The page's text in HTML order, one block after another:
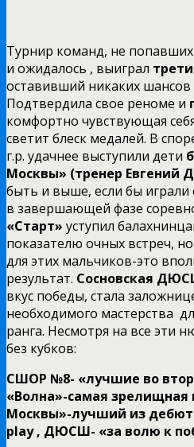
Турнир команд, не
и ожидалось , выиграл
оставивший никаких шансов
Подтвердила свое реноме и
комфортно чувствующая
светит блеск медалей. В
г.р. удачнее выступили дети
Москвы» (тренер Евгений
быть и выше, если бы играли
в завершающей фазе
«Старт» уступил
показателю очных встреч,
для этих мальчиков-это
результат. Сосновская
вкус победы, стала
необходимого мастерства
ранга. Несмотря на все эти
без кубков:
СШОР №8- «лучшие во
«Волна»-самая
Москвы»-лучший из
play , ДЮСШ- «за волю к